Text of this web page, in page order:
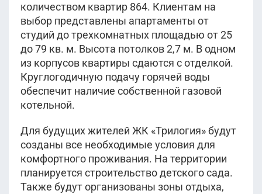
количеством квартир 864. Клиентам на
выбор представлены апартаменты от
студий до трехкомнатных площадью от 25
до 79 кв. м. Высота потолков 2,7 м. В одном
из корпусов квартиры сдаются с отделкой.
Круглогодичную подачу горячей воды
обеспечит наличие собственной газовой
котельной.
Для будущих жителей ЖК «Трилогия» будут
созданы все необходимые условия для
комфортного проживания. На территории
планируется строительство детского сада.
Также будут организованы зоны отдыха,